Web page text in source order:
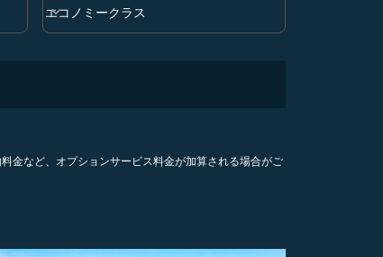
クラス option エコノミークラス Selected
エコノミークラス
keyboard_arrow_down
金など、オプションサービス料金が加算される場合がご